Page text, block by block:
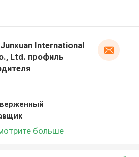
International
Ltd. профиль
больше